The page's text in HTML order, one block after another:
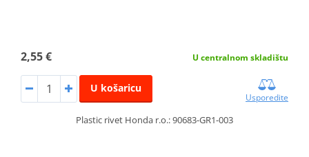
2,55 € U centralnom skladištu
U košaricu
Usporedite
Plastic rivet Honda r.o.: 90683-GR1-003